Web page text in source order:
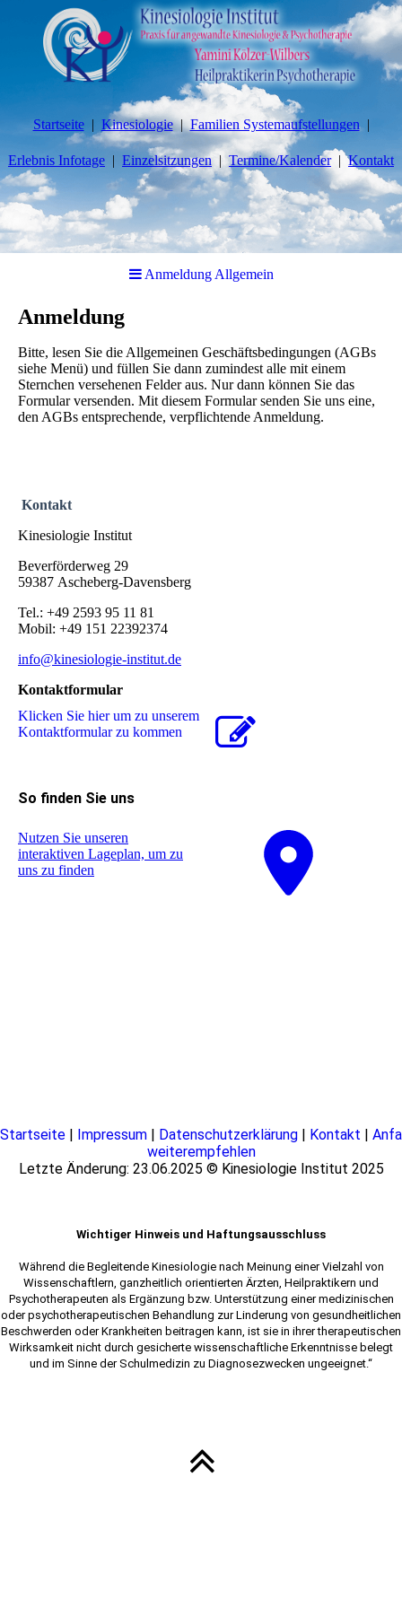
Startseite Kinesiologie Familien Systemaufstellungen
Erlebnis Infotage Einzelsitzungen Termine/Kalender Kontakt
Anmeldung Allgemein
Anmeldung
Bitte, lesen Sie die Allgemeinen Geschäftsbedingungen (AGBs
siehe Menü) und füllen Sie dann zumindest alle mit einem
Sternchen versehenen Felder aus. Nur dann können Sie das
Formular versenden. Mit diesem Formular senden Sie uns eine,
den AGBs entsprechende, verpflichtende Anmeldung.
Kontakt
Kinesiologie Institut
Beverförderweg 29
59387 Ascheberg-Davensberg
Tel.: +49 2593 95 11 81
Mobil: +49 151 22392374
info@kinesiologie-institut.de
Kontaktformular
Klicken Sie hier um zu unserem
Kon­takt­for­mu­lar zu kommen
So finden Sie uns
Nutzen Sie unseren
interaktiven La­ge­plan, um zu
uns zu finden
Startseite Impressum Datenschutzerklärung Kontakt
weiterempfehlen
Letzte Änderung: 23.06.2025 © Kinesiologie Institut 2025
Wichtiger Hinweis und Haftungsausschluss
Während die Begleitende Kinesiologie nach Meinung einer Vielzahl von
Wissenschaftlern, ganzheitlich orientierten Ärzten, Heilpraktikern und
Psychotherapeuten als Ergänzung bzw. Unterstützung einer medizinischen
oder psychotherapeutischen Behandlung zur Linderung von gesundheitlichen
Beschwerden oder Krankheiten beitragen kann, ist sie in ihrer therapeutischen
Wirksamkeit nicht durch gesicherte wissenschaftliche Erkenntnisse belegt
und im Sinne der Schulmedizin zu Diagnosezwecken ungeeignet.“